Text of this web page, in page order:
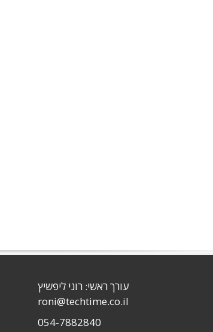
עורך ראשי: רוני ליפשיץ
roni@techtime.co.il
054-7882840